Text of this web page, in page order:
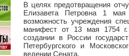
В целях предотвращения
Елизавета Петровна 1
возможность учреждения
манифест от 13 мая 1754
создании в России
Петербургского и
ведении Сената.